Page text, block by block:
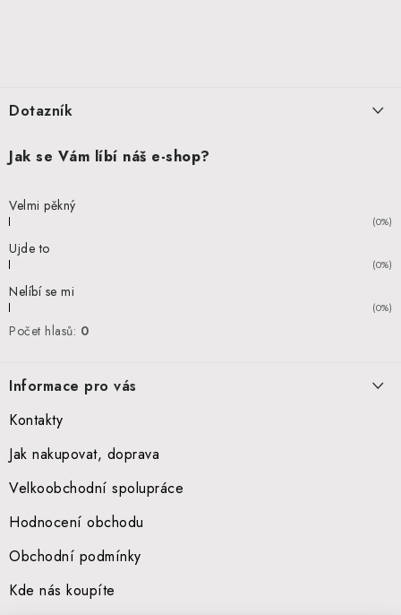
Dotazník
Jak se Vám líbí náš e-shop?
Velmi pěkný
(0%)
Ujde to
(0%)
Nelíbí se mi
(0%)
Počet hlasů: 0
Informace pro vás
Kontakty
Jak nakupovat, doprava
Velkoobchodní spolupráce
Hodnocení obchodu
Obchodní podmínky
Kde nás koupíte